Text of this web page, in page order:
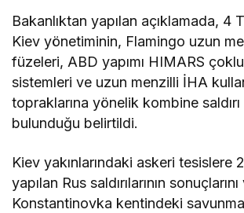
Bakanlıktan yapılan açıklamada, 4
Kiev yönetiminin, Flamingo uzun
füzeleri, ABD yapımı HIMARS
sistemleri ve uzun menzilli İHA
topraklarına yönelik kombine
bulunduğu belirtildi.
Kiev yakınlarındaki askeri tesislere
yapılan Rus saldırılarının
Konstantinovka kentindeki